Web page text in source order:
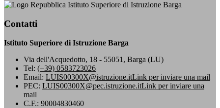
Istituto Superiore di Istruzione Barga
Contatti
Istituto Superiore di Istruzione Barga
Via dell'Acquedotto, 18 - 55051, Barga (LU)
Tel: (+39) 0583723026
Email: LUIS00300X@istruzione.itLink per inviare una mail
PEC: LUIS00300X@pec.istruzione.itLink per inviare una
mail
C.F.: 90004830460